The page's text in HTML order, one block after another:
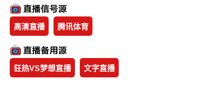
高清直播 腾讯体育
狂热VS梦想直播 文字直播